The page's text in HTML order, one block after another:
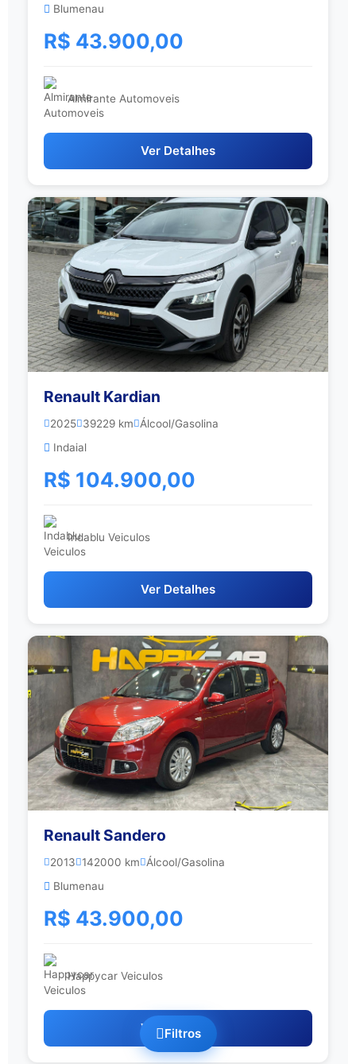
Filtros
Blumenau
R$ 43.900,00
Almirante Automoveis
Ver Detalhes
Renault Kardian
2025 39229 km
Álcool/Gasolina
Indaial
R$ 104.900,00
Indablu Veiculos
Ver Detalhes
Renault Sandero
2013 142000 km
Álcool/Gasolina
Blumenau
R$ 43.900,00
Happycar Veiculos
Ver Detalhes